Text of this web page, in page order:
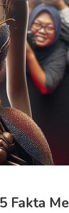
Fakta